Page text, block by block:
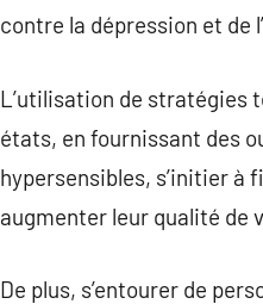
contre la dépression et de
L’utilisation de stratégies
états, en fournissant des
hypersensibles, s’initier à
augmenter leur qualité de
De plus, s’entourer de